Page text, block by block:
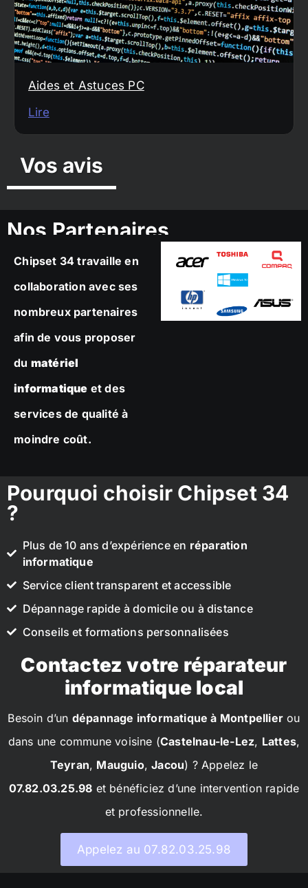
Aides et Astuces PC
Lire
Vos avis
Nos Partenaires
Chipset 34 travaille en
collaboration avec ses
nombreux partenaires
afin de vous proposer
du matériel
informatique et des
services de qualité à
moindre coût.
Pourquoi choisir Chipset 34
?
Plus de 10 ans d’expérience en réparation
informatique
Service client transparent et accessible
Dépannage rapide à domicile ou à distance
Conseils et formations personnalisées
Contactez votre réparateur
informatique local
Besoin d’un dépannage informatique à Montpellier ou
dans une commune voisine (Castelnau-le-Lez, Lattes,
Teyran, Mauguio,Jacou) ? Appelez le
07.82.03.25.98 et bénéficiez d’une intervention rapide
et professionnelle.
Appelez au 07.82.03.25.98